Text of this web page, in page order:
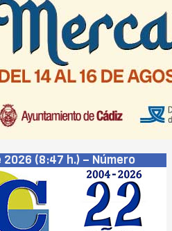
(8:47 h.) – Número